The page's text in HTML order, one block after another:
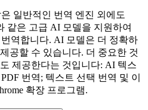
일반적인 번역 엔진 외에도
같은 고급 AI 모델을 지원하여
역합니다. AI 모델은 더 정확하
공할 수 있습니다. 더 중요한 것
제공한다는 것입니다: AI 텍스
번역; 텍스트 선택 번역 및 이
확장 프로그램.